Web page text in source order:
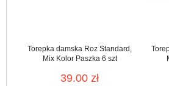
Torepka damska Roz Standard,
Mix Kolor Paszka 6 szt
39.00 zł